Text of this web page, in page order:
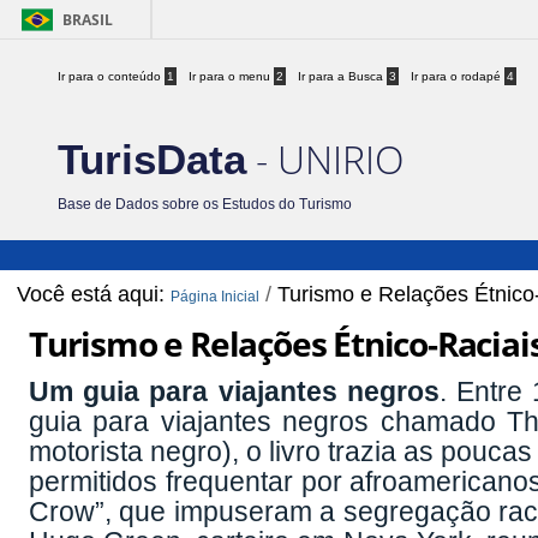
BRASIL
Ir para o conteúdo 1 Ir para o menu 2 Ir para a Busca 3 Ir para o rodapé 4
TurisData- UNIRIO
Base de Dados sobre os Estudos do Turismo
Você está aqui: Página Inicial /Turismo e Relações
Turismo e Relações Étnico-
Um guia para viajantes negros. Entre
guia para viajantes negros chamado
motorista negro), o livro trazia as
permitidos frequentar por
Crow”, que impuseram a segregação